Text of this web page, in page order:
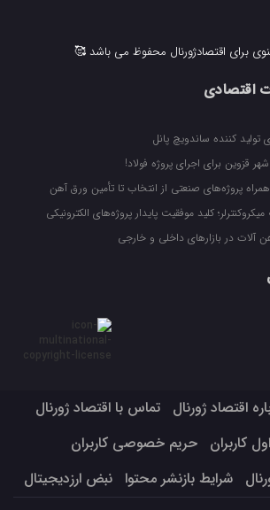
برای اقتصادژورنال محفوظ می باشد 🥰
اقتصادی
کننده ساندویچ پانل
قزوین برای اجرای پروژه فولاد!
همراه پروژه‌های صنعتی از انتخاب تا تأمین ورق آهن
کلید موفقیت پایدار پروژه‌های الکترونیکی
در بازارهای داخلی و خارجی
اقتصاد ژورنال
تماس با اقتصاد ژورنال
کاربران
حریم خصوصی کاربران
شرایط بازنشر محتوا نبض ارزدیجیتال